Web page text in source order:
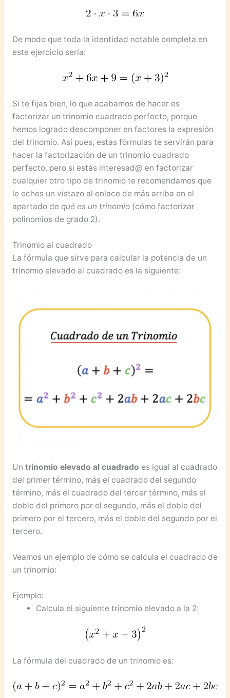
De modo que toda la identidad notable completa en
este ejercicio sería:
Si te fijas bien, lo que acabamos de hacer es
factorizar un trinomio cuadrado perfecto, porque
hemos logrado descomponer en factores la expresión
del trinomio. Así pues, estas fórmulas te servirán para
hacer la factorización de un trinomio cuadrado
perfecto, pero si estás interesad@ en factorizar
cualquier otro tipo de trinomio te recomendamos que
le eches un vistazo al enlace de más arriba en el
apartado de qué es un trinomio(cómo factorizar
polinomios de grado 2).
Trinomio al cuadrado
La fórmula que sirve para calcular la potencia de un
trinomio elevado al cuadrado es la siguiente:
Un trinomio elevado al cuadrado es igual al cuadrado
del primer término, más el cuadrado del segundo
término, más el cuadrado del tercer término, más el
doble del primero por el segundo, más el doble del
primero por el tercero, más el doble del segundo por el
tercero.
Veamos un ejemplo de cómo se calcula el cuadrado de
un trinomio:
Ejemplo:
Calcula el siguiente trinomio elevado a la 2:
La fórmula del cuadrado de un trinomio es: